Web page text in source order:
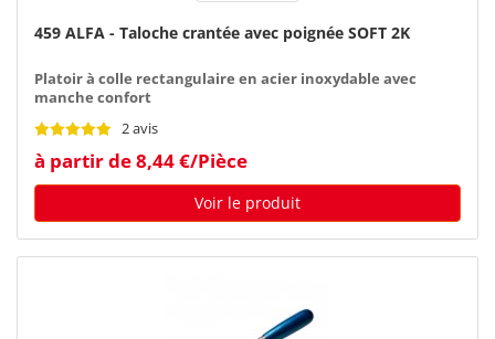
459 ALFA - Taloche crantée avec poignée SOFT 2K
Platoir à colle rectangulaire en acier inoxydable avec
manche confort
2 avis
à partir de 8,44 €/Pièce
Voir le produit